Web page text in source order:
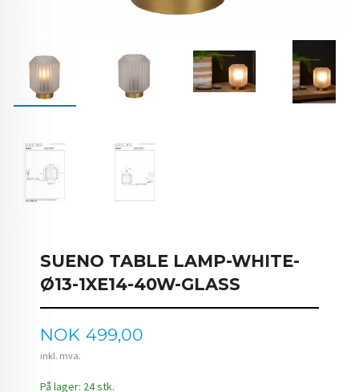
SUENO TABLE LAMP-WHITE-
Ø13-1XE14-40W-GLASS
Pris
NOK 499,00
inkl. mva.
På lager: 24 stk.